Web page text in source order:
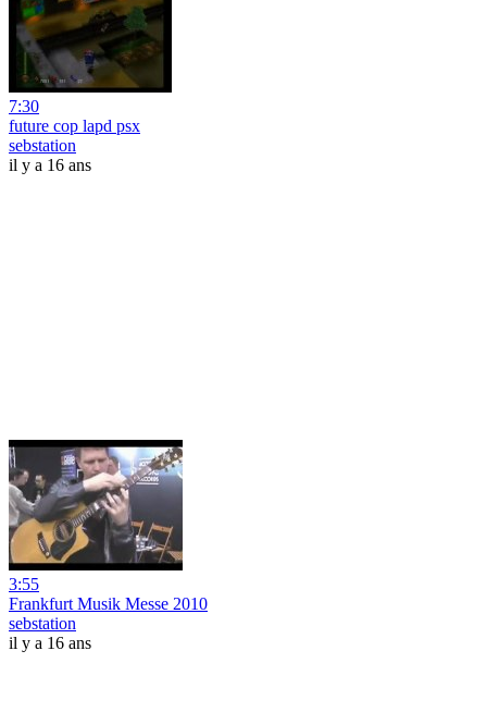
7:30
future cop lapd psx
sebstation
il y a 16 ans
3:55
Frankfurt Musik Messe 2010
sebstation
il y a 16 ans